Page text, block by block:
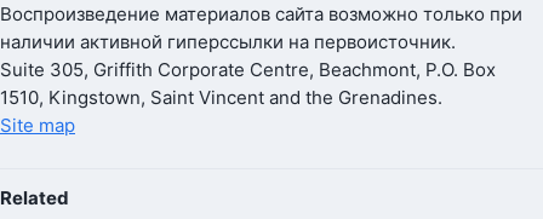
Воспроизведение материалов сайта возможно только при
наличии активной гиперссылки на первоисточник.
Suite 305, Griffith Corporate Centre, Beachmont, P.O. Box
1510, Kingstown, Saint Vincent and the Grenadines.
Site map
Related